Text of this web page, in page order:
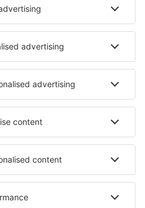
in Omiha Hotels in Adia
in Birmingham
in Ohmden